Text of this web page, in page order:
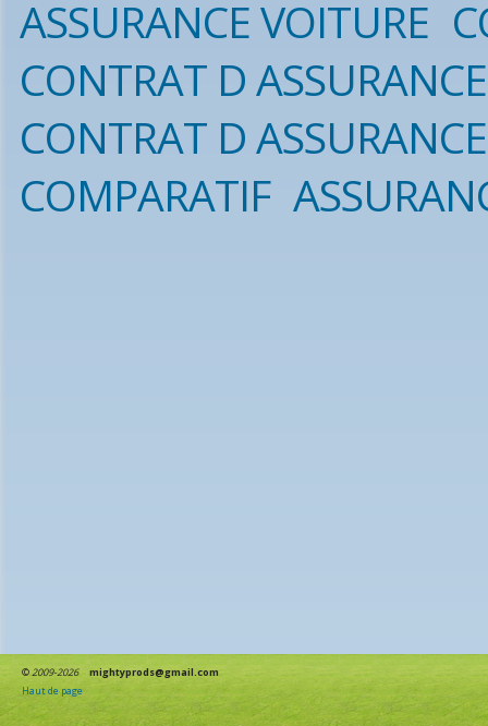
ASSURANCE VOITURE
CONTRAT D
CONTRAT D
COMPARATIF
©2009-2026
mightyprods@gmail.com
Haut de page